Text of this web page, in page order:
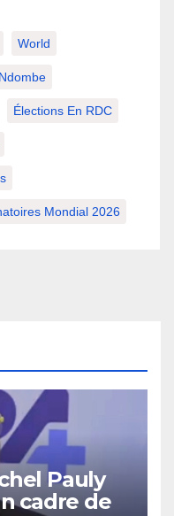
World
Élections En RDC
Mondial 2026
Pauly
cadre de